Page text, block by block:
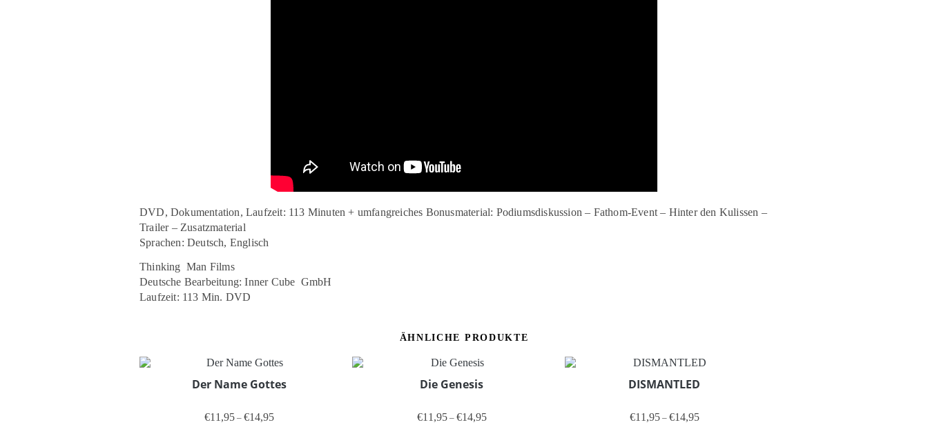
DVD, Dokumentation, Laufzeit: 113 Minuten + umfangreiches Bonusmaterial: Podiumsdiskussion – Fathom-Event – Hinter den Kulissen –
Trailer – Zusatzmaterial
Sprachen: Deutsch, Englisch
Thinking Man Films
Deutsche Bearbeitung: Inner Cube GmbH
Laufzeit: 113 Min. DVD
ÄHNLICHE PRODUKTE
Der Name Gottes
€11,95 –€14,95Preisspanne: €11,95 bis €14,95
Die Genesis
€11,95 – €14,95Preisspanne: €11,95 bis €14,95
DISMANTLED
€11,95 – €14,95Preisspanne: €11,95 bis €14,95